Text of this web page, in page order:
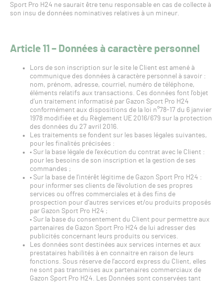
Sport Pro H24 ne saurait être tenu responsable en cas de collecte à
son insu de données nominatives relatives à un mineur.
Article 11 – Données à caractère personnel
Lors de son inscription sur le site le Client est amené à
communique des données à caractère personnel à savoir :
nom, prénom, adresse, courriel, numéro de téléphone,
éléments relatifs aux transactions. Ces données font l’objet
d’un traitement informatisé par Gazon Sport Pro H24
conformément aux dispositions de la loi n°78-17 du 6 janvier
1978 modifiée et du Règlement UE 2016/679 sur la protection
des données du 27 avril 2016.
Les traitements se fondent sur les bases légales suivantes,
pour les finalités précisées :
• Sur la base légale de l’exécution du contrat avec le Client :
pour les besoins de son inscription et la gestion de ses
commandes ;
• Sur la base de l’intérêt légitime de Gazon Sport Pro H24 :
pour informer ses clients de l’évolution de ses propres
services ou offres commerciales et à des fins de
prospection pour d’autres services et/ou produits proposés
par Gazon Sport Pro H24 ;
• Sur la base du consentement du Client pour permettre aux
partenaires de Gazon Sport Pro H24 de lui adresser des
publicités concernant leurs produits ou services.
Les données sont destinées aux services internes et aux
prestataires habilités à en connaitre en raison de leurs
fonctions. Sous réserve de l’accord express du Client, elles
ne sont pas transmises aux partenaires commerciaux de
Gazon Sport Pro H24. Les Données sont conservées tant